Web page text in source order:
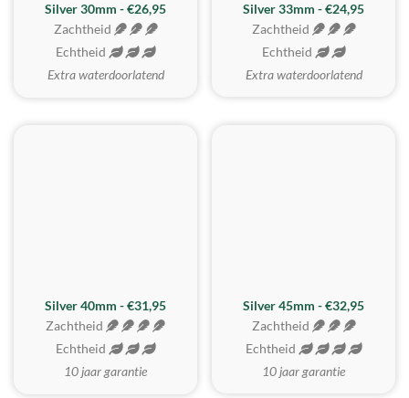
Silver 30mm - €26,95
Zachtheid
Echtheid
Extra waterdoorlatend
Silver 33mm - €24,95
Zachtheid
Echtheid
Extra waterdoorlatend
Silver 40mm - €31,95
Zachtheid
Echtheid
10 jaar garantie
MEEST GEKOZEN
Silver 45mm - €32,95
Zachtheid
Echtheid
10 jaar garantie